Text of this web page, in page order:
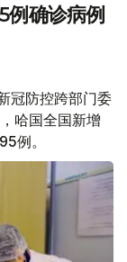
例确诊病例
冠防控跨部门委
哈国全国新增
例。